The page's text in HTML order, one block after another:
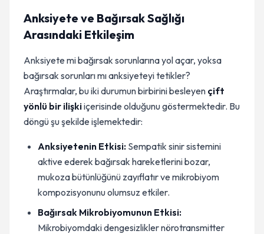
Anksiyete ve Bağırsak Sağlığı
Arasındaki Etkileşim
Anksiyete mi bağırsak sorunlarına yol açar, yoksa
bağırsak sorunları mı anksiyeteyi tetikler?
Araştırmalar, bu iki durumun birbirini besleyen çift
yönlü bir ilişkiiçerisinde olduğunu göstermektedir. Bu
döngü şu şekilde işlemektedir:
Anksiyetenin Etkisi: Sempatik sinir sistemini
aktive ederek bağırsak hareketlerini bozar,
mukoza bütünlüğünü zayıflatır ve mikrobiyom
kompozisyonunu olumsuz etkiler.
Bağırsak Mikrobiyomunun Etkisi:
Mikrobiyomdaki dengesizlikler nörotransmitter